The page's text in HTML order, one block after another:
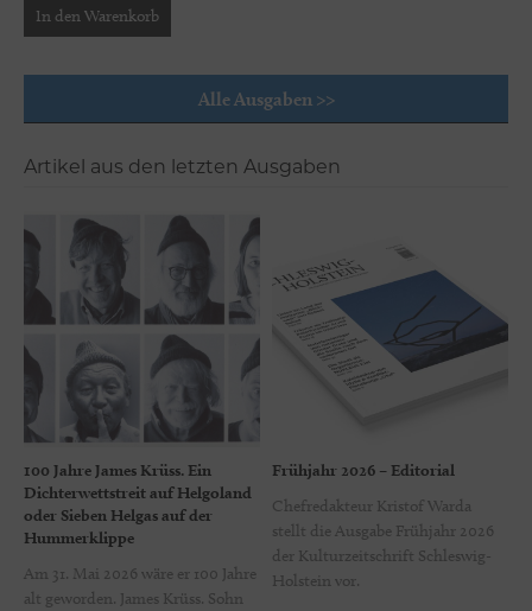
Artikel aus den letzten Ausgaben
100 Jahre James Krüss. Ein
Dichterwettstreit auf Helgoland
oder Sieben Helgas auf der
Hummerklippe
Am 31. Mai 2026 wäre er 100 Jahre
alt geworden. James Krüss. Sohn
Frühjahr 2026 – Editorial
Chefredakteur Kristof Warda
stellt die Ausgabe Frühjahr 2026
der Kulturzeitschrift Schleswig-
Holstein vor.
In den Warenkorb
Alle Ausgaben >>